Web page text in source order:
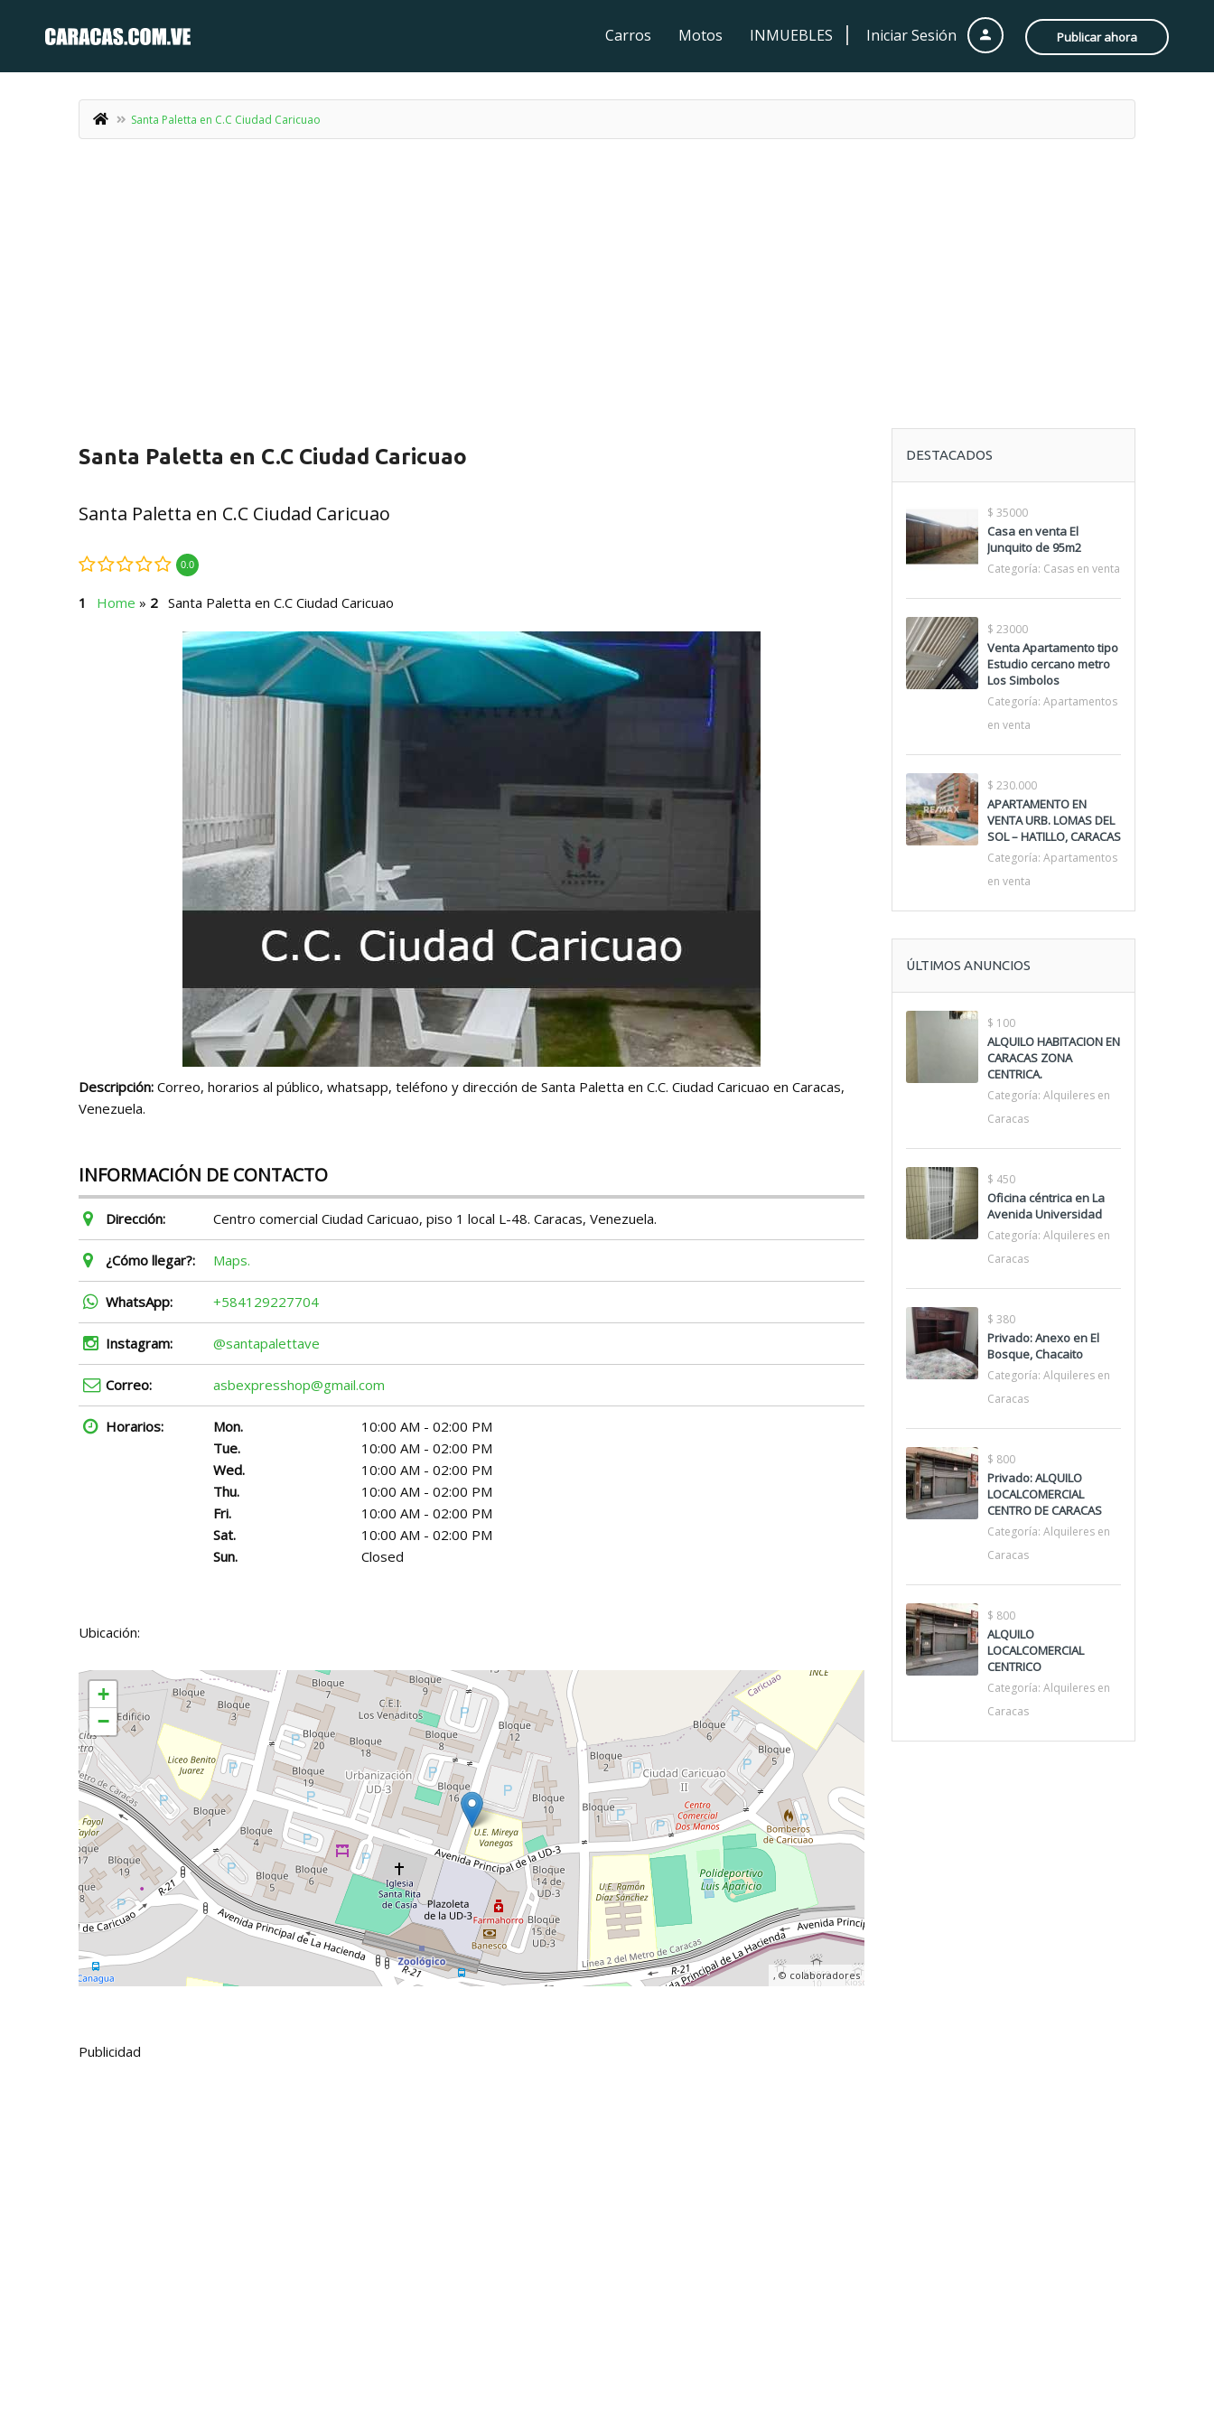
Iniciar Sesión Publicar ahora
Carros Motos INMUEBLES
Santa Paletta en C.C Ciudad Caricuao
Santa Paletta en C.C Ciudad Caricuao
Santa Paletta en C.C Ciudad Caricuao
0.0
Home » Santa Paletta en C.C Ciudad Caricuao
Descripción: Correo, horarios al público, whatsapp, teléfono y dirección de Santa Paletta en C.C. Ciudad Caricuao en Caracas,
Venezuela.
INFORMACIÓN DE CONTACTO
Dirección: Centro comercial Ciudad Caricuao, piso 1 local L-48. Caracas, Venezuela.
¿Cómo llegar?: Maps.
WhatsApp: +584129227704
Instagram: @santapalettave
Correo: asbexpresshop@gmail.com
Horarios: Mon.
10:00 AM - 02:00 PM
Tue.
10:00 AM - 02:00 PM
Wed.
10:00 AM - 02:00 PM
Thu.
10:00 AM - 02:00 PM
Fri.
10:00 AM - 02:00 PM
Sat.
10:00 AM - 02:00 PM
Sun.
Closed
Ubicación:
+
−
, © colaboradores
Publicidad
DESTACADOS
$ 35000
Casa en venta El
Junquito de 95m2
Categoría: Casas en venta
$ 23000
Venta Apartamento tipo
Estudio cercano metro
Los Simbolos
Categoría: Apartamentos
en venta
$ 230.000
APARTAMENTO EN
VENTA URB. LOMAS DEL
SOL – HATILLO, CARACAS
Categoría: Apartamentos
en venta
ÚLTIMOS ANUNCIOS
$ 100
ALQUILO HABITACION EN
CARACAS ZONA
CENTRICA.
Categoría: Alquileres en
Caracas
$ 450
Oficina céntrica en La
Avenida Universidad
Categoría: Alquileres en
Caracas
$ 380
Privado: Anexo en El
Bosque, Chacaito
Categoría: Alquileres en
Caracas
$ 800
Privado: ALQUILO
LOCALCOMERCIAL
CENTRO DE CARACAS
Categoría: Alquileres en
Caracas
$ 800
ALQUILO
LOCALCOMERCIAL
CENTRICO
Categoría: Alquileres en
Caracas